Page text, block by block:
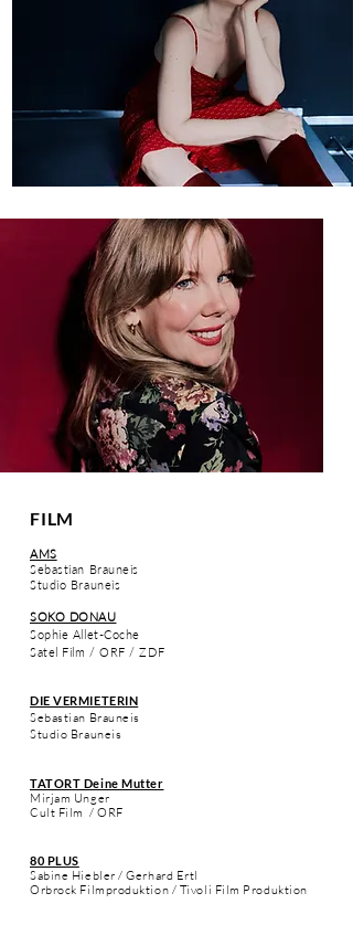
FILM
AMS
Sebastian Brauneis
Studio Brauneis
SOKO DONAU
Sophie Allet-Coche
Satel Film / ORF / ZDF
DIE VERMIETERIN
Sebastian Brauneis
Studio Brauneis
TATORT Deine Mutter
Mirjam Unger
Cult Film / ORF
80 PLUS
Sabine Hiebler / Gerhard Ertl
Orbrock Filmproduktion / Tivoli Film Produktion